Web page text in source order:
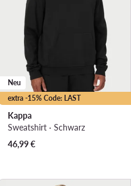
extra -15% Code: LAST
Neu
Kappa
Sweatshirt · Schwarz
46,99€